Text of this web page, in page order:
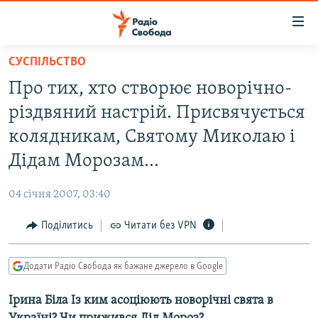
Перейти
основного
матеріалу
Перейти
до
основної
Перейти
пошуку
ВСЕ ЗА ДОБУ
СТАТТІ
ПОЛІТИКА
КУЛЬТУРА
СПОРТ
СВІТ
ВІЙНА
ДОНБАС.РЕАЛІЇ
КРИМ.РЕАЛІЇ
ТИ ЯК?
КИТАЙ.ВИКЛИКИ
СУСПІЛЬСТВО
Про тих, хто створює новорічно-
різдвяний настрій. Присвячується
колядникам, Святому Миколаю і
Дідам Морозам…
04 січня 2007, 03:40
Поділитись Читати без VPN
Додати Радіо Свобода як бажане джерело в Google
Ірина Біла Із ким асоціюють новорічні свята в